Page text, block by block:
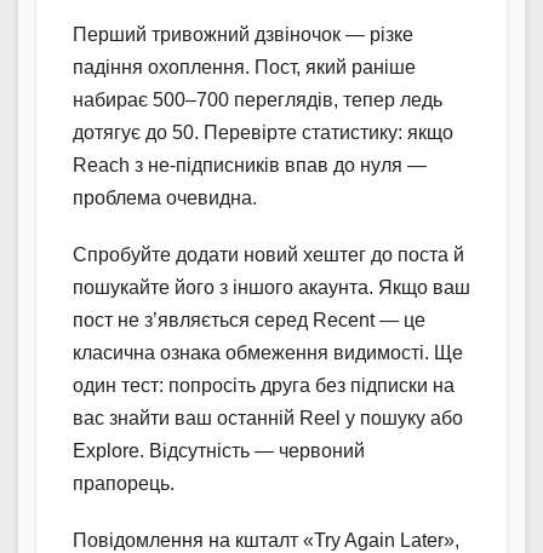
Перший тривожний дзвіночок — різке
падіння охоплення. Пост, який раніше
набирає 500–700 переглядів, тепер ледь
дотягує до 50. Перевірте статистику: якщо
Reach з не-підписників впав до нуля —
проблема очевидна.
Спробуйте додати новий хештег до поста й
пошукайте його з іншого акаунта. Якщо ваш
пост не з’являється серед Recent — це
класична ознака обмеження видимості. Ще
один тест: попросіть друга без підписки на
вас знайти ваш останній Reel у пошуку або
Explore. Відсутність — червоний
прапорець.
Повідомлення на кшталт «Try Again Later»,